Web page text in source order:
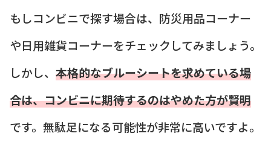
もしコンビニで探す場合は、防災用品コーナー
や日用雑貨コーナーをチェックしてみましょう。
しかし、 本格的なブルーシートを求めている場
合は、コンビニに期待するのはやめた方が賢明
です。無駄足になる可能性が非常に高いですよ。